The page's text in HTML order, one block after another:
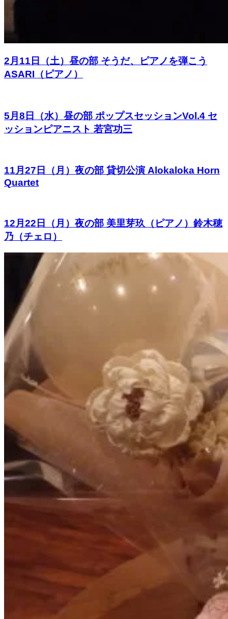
2月11日（土）昼の部 そうだ、ピアノを弾こう
ASARI（ピアノ）
5月8日（水）昼の部 ポップスセッションVol.4 セ
ッションピアニスト 若宮功三
11月27日（月）夜の部 貸切公演 Alokaloka Horn
Quartet
12月22日（月）夜の部 美里芽玖（ピアノ）鈴木穂
乃（チェロ）